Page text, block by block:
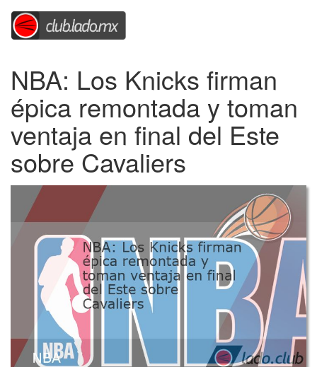
NBA: Los Knicks firman
épica remontada y toman
ventaja en final del Este
sobre Cavaliers